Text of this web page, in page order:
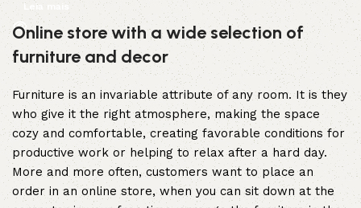
Leia mais
Online store with a wide selection of
furniture and decor
Furniture is an invariable attribute of any room. It is they
who give it the right atmosphere, making the space
cozy and comfortable, creating favorable conditions for
productive work or helping to relax after a hard day.
More and more often, customers want to place an
order in an online store, when you can sit down at the